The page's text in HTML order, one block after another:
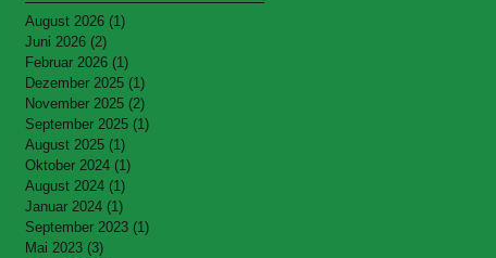
August 2026 (1)
Juni 2026 (2)
Februar 2026 (1)
Dezember 2025 (1)
November 2025 (2)
September 2025 (1)
August 2025 (1)
Oktober 2024 (1)
August 2024 (1)
Januar 2024 (1)
September 2023 (1)
Mai 2023 (3)